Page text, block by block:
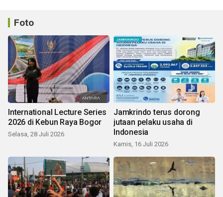
Foto
International Lecture Series
2026 di Kebun Raya Bogor
Selasa, 28 Juli 2026
Jamkrindo terus dorong
jutaan pelaku usaha di
Indonesia
Kamis, 16 Juli 2026